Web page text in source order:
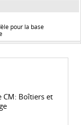
pour la base
CM: Boîtiers et